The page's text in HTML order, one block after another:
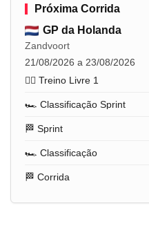
Próxima Corrida
GP da Holanda
Zandvoort
21/08/2026 a 23/08/2026
🏋️‍♂️ Treino Livre 1
🏎️ Classificação Sprint
🏁 Sprint
🏎️ Classificação
🏁 Corrida